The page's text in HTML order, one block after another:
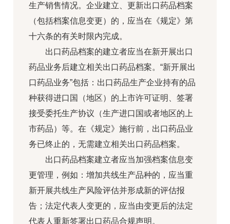
生产销售情况。企业建立、更新出口药品档案
（包括档案信息变更）的，应当在《规定》第
十六条的有关时限内完成。
出口药品档案的建立者应当在新开展出口
药品业务后建立相关出口药品档案。“新开展出
口药品业务”包括：出口药品生产企业持有的品
种获得进口国（地区）的上市许可证明、签署
接受委托生产协议（生产进口国或者地区的上
市药品）等。在《规定》施行前，出口药品业
务已终止的，无需建立相关出口药品档案。
出口药品档案建立者应当加强档案信息变
更管理，例如：增加共线生产品种的，应当重
新开展共线生产风险评估并形成新的评估报
告；法定代表人变更的，应当由变更后的法定
代表人重新签署出口药品合规声明。